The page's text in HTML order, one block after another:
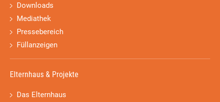
Downloads
Mediathek
Pressebereich
Füllanzeigen
Elternhaus & Projekte
Das Elternhaus